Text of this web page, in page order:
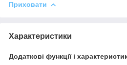
Приховати
Характеристики
Додаткові функції і